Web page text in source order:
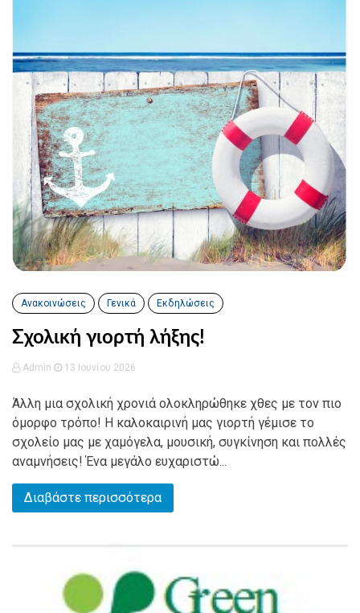
Ανακοινώσεις Γενικά Εκδηλώσεις
Σχολική γιορτή λήξης!
Admin 13 Ιουνίου 2026
Άλλη μια σχολική χρονιά ολοκληρώθηκε χθες με τον πιο
όμορφο τρόπο! Η καλοκαιρινή μας γιορτή γέμισε το
σχολείο μας με χαμόγελα, μουσική, συγκίνηση και πολλές
αναμνήσεις! Ένα μεγάλο ευχαριστώ...
Διαβάστε περισσότερα